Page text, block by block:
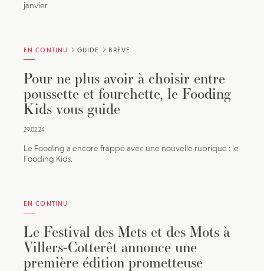
janvier
EN CONTINU GUIDE BRÈVE
Pour ne plus avoir à choisir entre
poussette et fourchette, le Fooding
Kids vous guide
29.02.24
Le Fooding a encore frappé avec une nouvelle rubrique : le
Fooding Kids.
EN CONTINU
Le Festival des Mets et des Mots à
Villers-Cotterêt annonce une
première édition prometteuse